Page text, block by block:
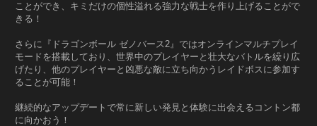
ことができ、キミだけの個性溢れる強力な戦士を作り上げることがで
きる！
さらに『ドラゴンボール ゼノバース2』ではオンラインマルチプレイ
モードを搭載しており、世界中のプレイヤーと壮大なバトルを繰り広
げたり、他のプレイヤーと凶悪な敵に立ち向かうレイドボスに参加す
ることが可能！
継続的なアップデートで常に新しい発見と体験に出会えるコントン都
に向かおう！